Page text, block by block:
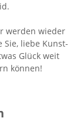
wer­den wie­der
Sie, liebe Kunst­
Glück weit
kön­nen!